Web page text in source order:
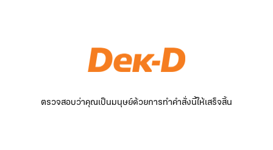
ตรวจสอบว่าคุณเป็นมนุษย์ด้วยการทำคำสั่งนี้ให้เสร็จสิ้น